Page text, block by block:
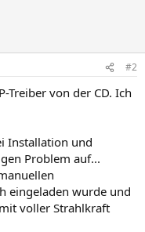
#2
Treiber von der CD. Ich
Installation und
Problem auf...
eingeladen wurde und
voller Strahlkraft